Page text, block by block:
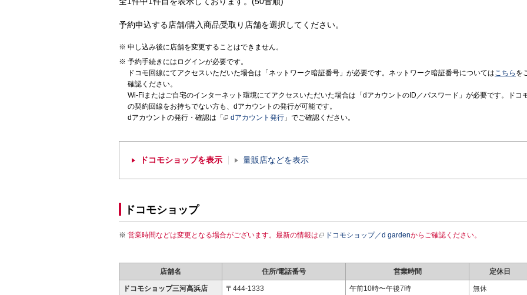
予約申込する店舗/購入商品受取り店舗を選択してください。
申し込み後に店舗を変更することはできません。
予約手続きにはログインが必要です。
ドコモ回線にてアクセスいただいた場合は「ネットワーク暗証番号」が必要です。ネットワーク暗証番号についてはこちら を
確認ください。
Wi-Fiまたはご自宅のインターネット環境にてアクセスいただいた場合は「dアカウントのID／パスワード」が必要です。ドコ
の契約回線をお持ちでない方も、dアカウントの発行が可能です。
dアカウントの発行・確認は「
dアカウント発行 」でご確認ください。
ドコモショップを表示 量販店などを表示
ドコモショップ
営業時間などは変更となる場合がございます。最新の情報は ドコモショップ／d gardenからご確認ください。
店舗名 住所/電話番号 営業時間 定休日
ドコモショップ三河高浜店
〒444-1333
午前10時〜午後7時 無休